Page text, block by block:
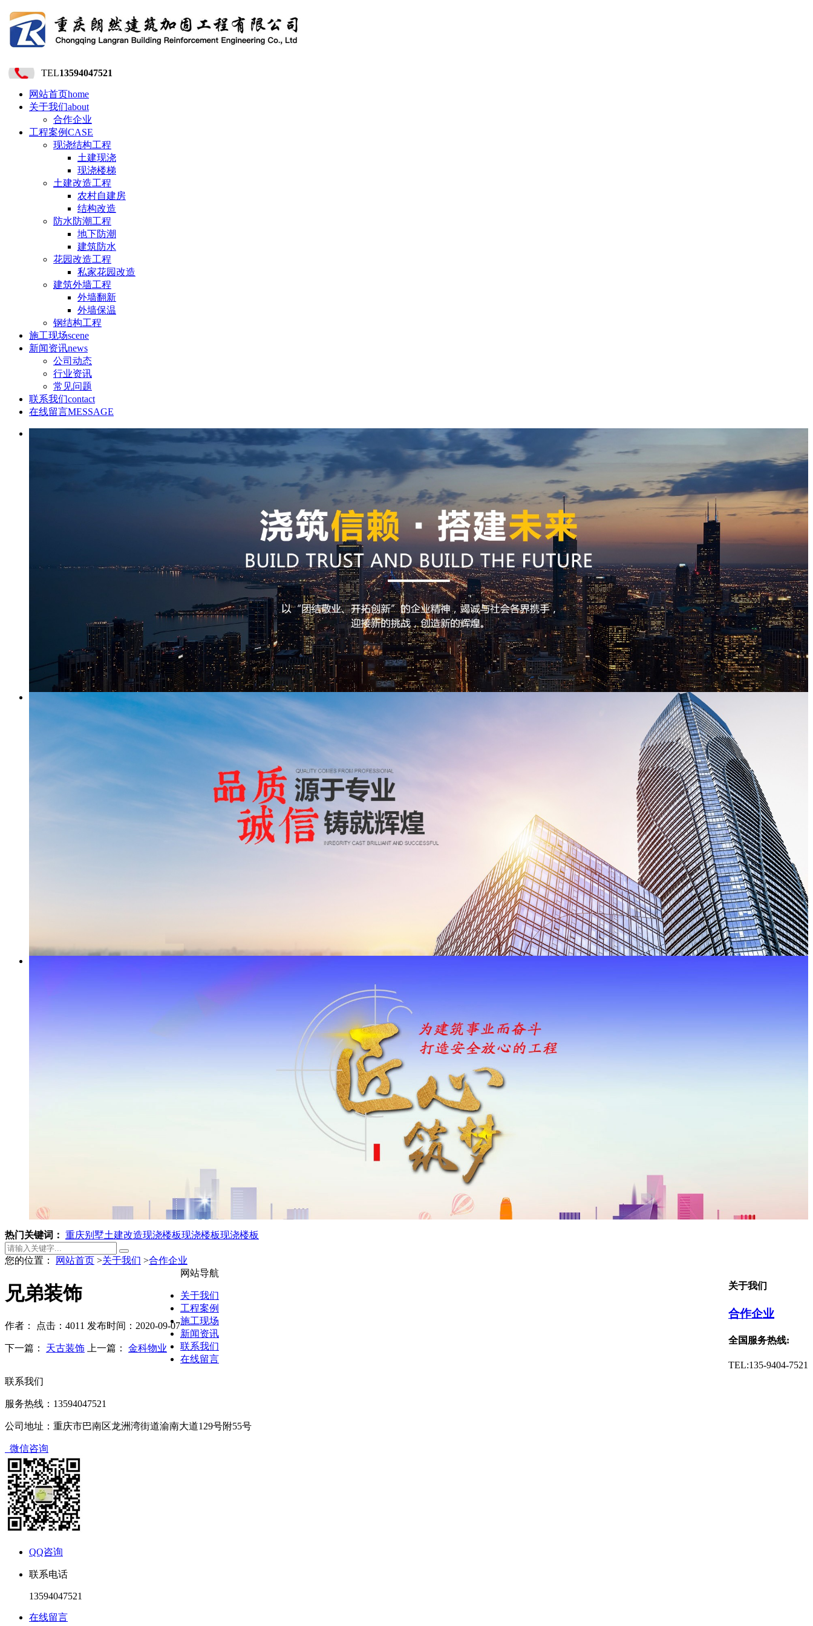
TEL13594047521
网站首页home
关于我们about
合作企业
工程案例CASE
现浇结构工程
土建现浇
现浇楼梯
土建改造工程
农村自建房
结构改造
防水防潮工程
地下防潮
建筑防水
花园改造工程
私家花园改造
建筑外墙工程
外墙翻新
外墙保温
钢结构工程
施工现场scene
新闻资讯news
公司动态
行业资讯
常见问题
联系我们contact
在线留言MESSAGE
热门关键词： 重庆别墅土建改造现浇楼板现浇楼板现浇楼板
您的位置： 网站首页 >关于我们 >合作企业
关于我们
合作企业
全国服务热线:
TEL:135-9404-7521
兄弟装饰
作者： 点击：4011 发布时间：2020-09-07
下一篇： 天古装饰 上一篇： 金科物业
网站导航
关于我们
工程案例
施工现场
新闻资讯
联系我们
在线留言
联系我们
服务热线：13594047521
公司地址：重庆市巴南区龙洲湾街道渝南大道129号附55号
微信咨询
QQ咨询
联系电话
13594047521
在线留言